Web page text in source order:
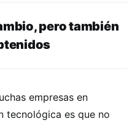
pero también
empresas en
tecnológica es que no